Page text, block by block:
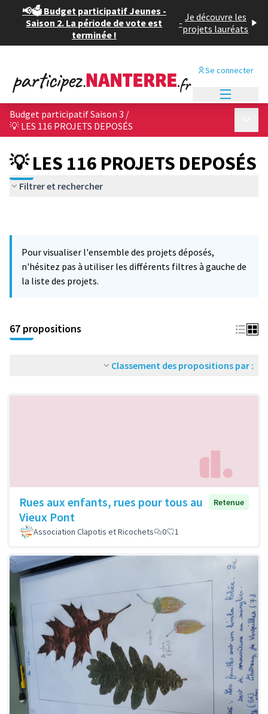
📢🗳️ Budget participatif Jeunes -
Saison 2. La période de vote est
terminée !
- Je découvre les
projets lauréats
Se connecter
Budget participatif Saison 3 /
💡 LES 116 PROJETS DEPOSÉS
💡 LES 116 PROJETS DEPOSÉS
Filtrer et rechercher
Pour visualiser l'ensemble des projets déposés,
n'hésitez pas à utiliser les différents filtres à gauche de
la liste des projets.
67 propositions
Classement des propositions par :
Rues aux enfants, rues pour tous au
Vieux Pont
Retenue
Association Clapotis et Ricochets 0 1